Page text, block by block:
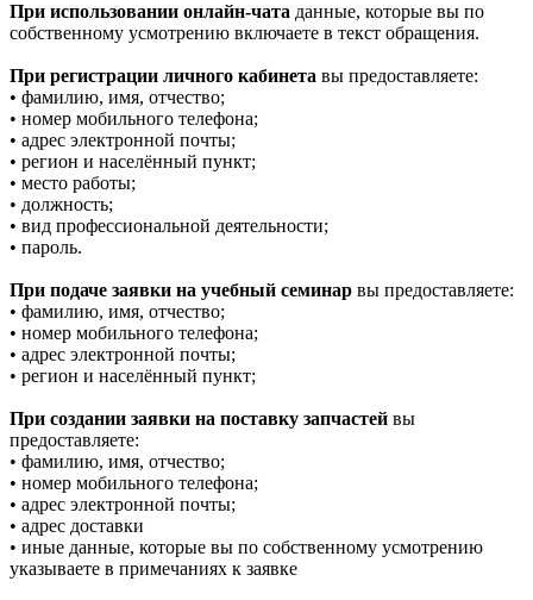
При использовании онлайн-чата данные, которые вы по
собственному усмотрению включаете в текст обращения.
При регистрации личного кабинета вы предоставляете:
• фамилию, имя, отчество;
• номер мобильного телефона;
• адрес электронной почты;
• регион и населённый пункт;
• место работы;
• должность;
• вид профессиональной деятельности;
• пароль.
При подаче заявки на учебный семинар вы предоставляете:
• фамилию, имя, отчество;
• номер мобильного телефона;
• адрес электронной почты;
• регион и населённый пункт;
При создании заявки на поставку запчастей вы
предоставляете:
• фамилию, имя, отчество;
• номер мобильного телефона;
• адрес электронной почты;
• адрес доставки
• иные данные, которые вы по собственному усмотрению
указываете в примечаниях к заявке